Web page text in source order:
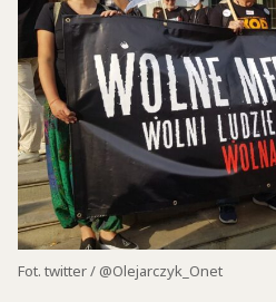
Fot. twitter / @Olejarczyk_Onet